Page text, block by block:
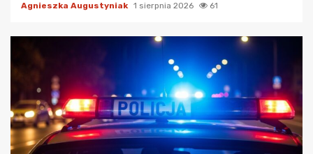
Agnieszka Augustyniak 1 sierpnia 2026 61